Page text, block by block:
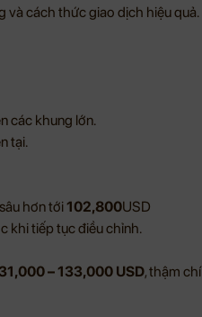
và cách thức giao dịch hiệu quả.
các khung lớn.
tại.
hơn tới102,800USD
khi tiếp tục điều chỉnh.
– 133,000 USD, thậm